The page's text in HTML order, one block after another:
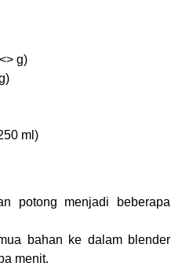
g)
ml)
potong menjadi beberapa
bahan ke dalam blender
menit.